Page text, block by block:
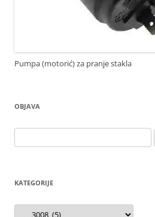
Pumpa (motorić) za pranje stakla
OBJAVA
KATEGORIJE
Kategorije